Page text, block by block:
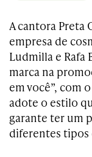
A cantora Preta
empresa de
Ludmilla e Rafa
marca na
em você”, com
adote o estilo
garante ter um
diferentes tipos